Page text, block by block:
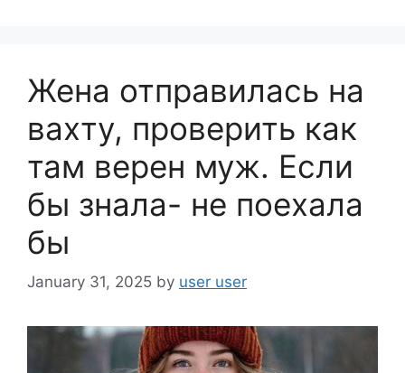
k
Жена отправилась на
вахту, проверить как
там верен муж. Если
бы знала- не поехала
бы
January 31, 2025 by user user